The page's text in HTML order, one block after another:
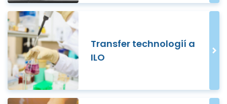
Transfer technologií a
ILO